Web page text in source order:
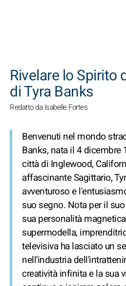
Rivelare lo Spirito
di Tyra Banks
Redatto da Isabelle Fortes
Benvenuti nel mondo
Banks, nata il 4 dicembre
città di Inglewood,
affascinante Sagittario,
avventuroso e
suo segno. Nota per il
sua personalità
supermodella,
televisiva ha lasciato un
nell'industria
creatività infinita e la sua